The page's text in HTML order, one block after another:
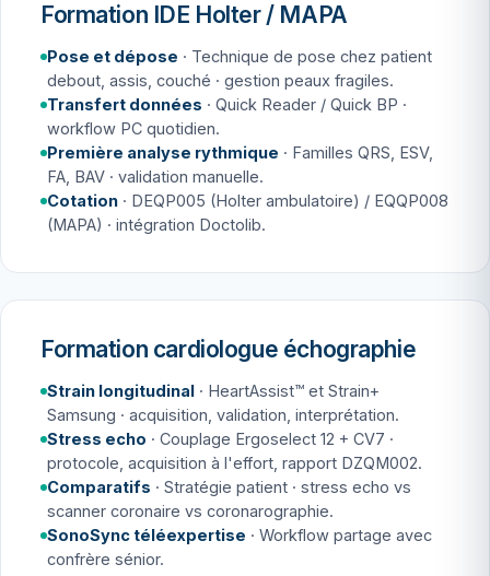
Formation IDE Holter / MAPA
Pose et dépose · Technique de pose chez patient
debout, assis, couché · gestion peaux fragiles.
Transfert données · Quick Reader / Quick BP ·
workflow PC quotidien.
Première analyse rythmique · Familles QRS, ESV,
FA, BAV · validation manuelle.
Cotation · DEQP005 (Holter ambulatoire) / EQQP008
(MAPA) · intégration Doctolib.
Formation cardiologue échographie
Strain longitudinal · HeartAssist™ et Strain+
Samsung · acquisition, validation, interprétation.
Stress echo · Couplage Ergoselect 12 + CV7 ·
protocole, acquisition à l'effort, rapport DZQM002.
Comparatifs · Stratégie patient · stress echo vs
scanner coronaire vs coronarographie.
SonoSync téléexpertise · Workflow partage avec
confrère sénior.